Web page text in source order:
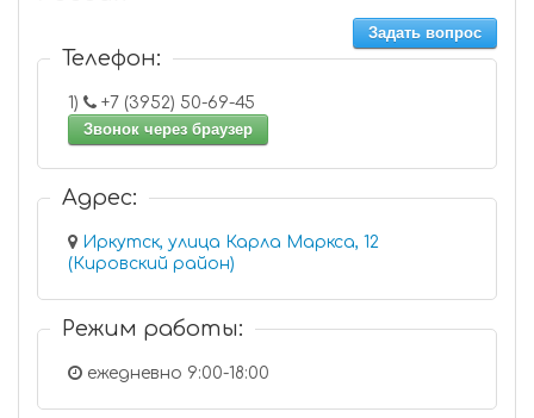
Задать вопрос
Телефон:
1)
+7 (3952) 50-69-45
Звонок через браузер
Адрес:
Иркутск, улица Карла Маркса, 12
(Кировский район)
Режим работы:
ежедневно 9:00-18:00